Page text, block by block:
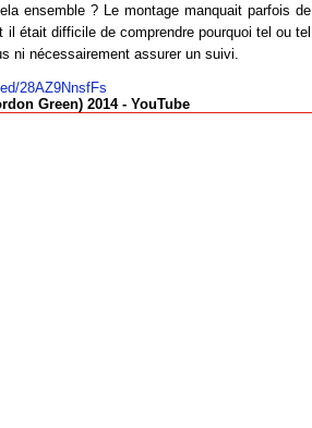
ensemble ? Le montage manquait parfois de
était difficile de comprendre pourquoi tel ou tel
ni nécessairement assurer un suivi.
28AZ9NnsfFs
Green) 2014 - YouTube